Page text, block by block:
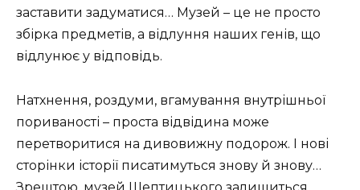
заставити задуматися… Музей – це не просто
збірка предметів, а відлуння наших генів, що
відлунює у відповідь.
Натхнення, роздуми, вгамування внутрішньої
пориваності – проста відвідина може
перетворитися на дивовижну подорож. І нові
сторінки історії писатимуться знову й знову…
Зрештою, музей Шептицького залишиться